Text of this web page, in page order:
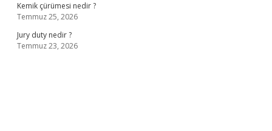
Kemik çürümesi nedir ?
Temmuz 25, 2026
Jury duty nedir ?
Temmuz 23, 2026